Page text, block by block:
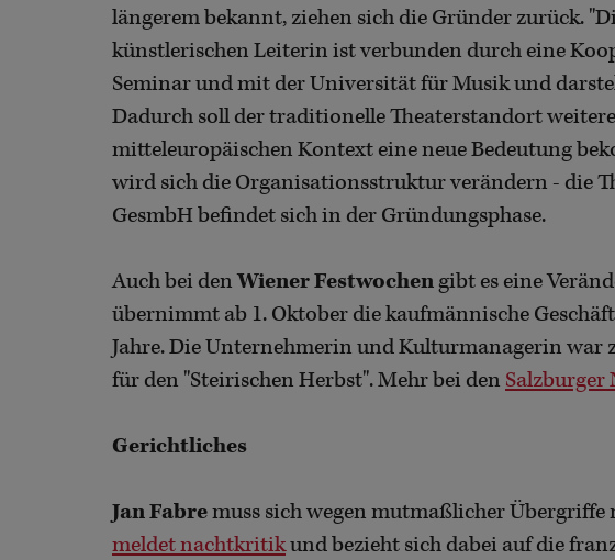
längerem bekannt, ziehen sich die Gründer zurück.
künstlerischen Leiterin ist verbunden durch eine
Seminar und mit der Universität für Musik und
Dadurch soll der traditionelle Theaterstandort
mitteleuropäischen Kontext eine neue Bedeutung
wird sich die Organisationsstruktur verändern - die
GesmbH befindet sich in der Gründungsphase.
Auch bei denWiener Festwochen gibt es eine
übernimmt ab 1. Oktober die kaufmännische
Jahre. Die Unternehmerin und Kulturmanagerin
für den "Steirischen Herbst". Mehr bei den Salzburger
Gerichtliches
Jan Fabremuss sich wegen mutmaßlicher
meldet nachtkritikund bezieht sich dabei auf die